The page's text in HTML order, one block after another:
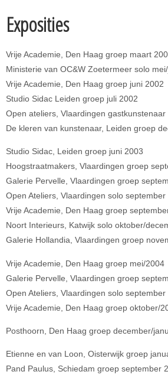
Exposities
Vrije Academie, Den Haag groep maart
Ministerie van OC&W Zoetermeer solo
Vrije Academie, Den Haag groep juni 2002
Studio Sidac Leiden groep juli 2002
Open ateliers, Vlaardingen
De kleren van kunstenaar, Leiden groep
Studio Sidac, Leiden groep juni 2003
Hoogstraatmakers, Vlaardingen groep
Galerie Pervelle, Vlaardingen groep
Open Ateliers, Vlaardingen solo september
Vrije Academie, Den Haag groep
Noort Interieurs, Katwijk solo oktober/
Galerie Hollandia, Vlaardingen groep
Vrije Academie, Den Haag groep mei/2004
Galerie Pervelle, Vlaardingen groep
Open Ateliers, Vlaardingen solo september
Vrije Academie, Den Haag groep oktober/
Posthoorn, Den Haag groep december/
Etienne en van Loon, Oisterwijk groep
Pand Paulus, Schiedam groep september